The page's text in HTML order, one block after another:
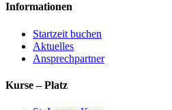
Informationen
Startzeit buchen
Aktuelles
Ansprechpartner
Kurse – Platz